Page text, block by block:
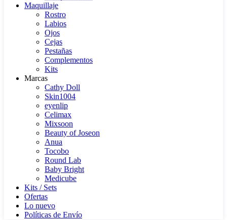
Maquillaje
Rostro
Labios
Ojos
Cejas
Pestañas
Complementos
Kits
Marcas
Cathy Doll
Skin1004
eyenlip
Celimax
Mixsoon
Beauty of Joseon
Anua
Tocobo
Round Lab
Baby Bright
Medicube
Kits / Sets
Ofertas
Lo nuevo
Políticas de Envío